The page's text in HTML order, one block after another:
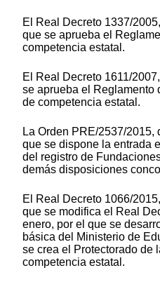
El Real Decreto 1337/
que se aprueba el
competencia estatal.
El Real Decreto 1611/
se aprueba el Reglamento
de competencia estatal.
La Orden PRE/2537/2015,
que se dispone la entrada
del registro de
demás disposiciones
El Real Decreto 1066/
que se modifica el Real
enero, por el que se
básica del Ministerio de
se crea el Protectorado de
competencia estatal.